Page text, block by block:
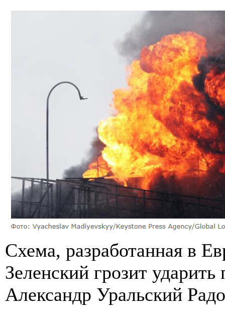
Схема, разработанная в
Зеленский грозит
Александр Уральский